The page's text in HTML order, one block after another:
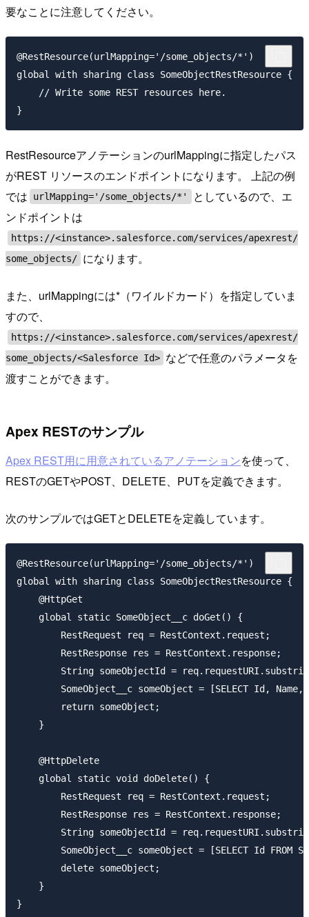
要なことに注意してください。
@RestResource(urlMapping='/some_objects/*')
global with sharing class SomeObjectRestResource {
    // Write some REST resources here.
RestResourceアノテーションのurlMappingに指定したパス
がREST リソースのエンドポイントになります。 上記の例
では
urlMapping='/some_objects/*'
としているので、エ
ンドポイントは
https://<instance>.salesforce.com/services/apexrest/
some_objects/ になります。
また、urlMappingには*（ワイルドカード）を指定していま
すので、
https://<instance>.salesforce.com/services/apexrest/
some_objects/<Salesforce Id> などで任意のパラメータを
渡すことができます。
Apex RESTのサンプル
Apex REST用に用意されているアノテーションを使って、
RESTのGETやPOST、DELETE、PUTを定義できます。
次のサンプルではGETとDELETEを定義しています。
@RestResource(urlMapping='/some_objects/*')
global with sharing class SomeObjectRestResource {
    @HttpGet
    global static SomeObject__c doGet() {
        RestRequest req = RestContext.request;
        RestResponse res = RestContext.response;
String someObjectId =
SomeObject__c someObject = [SELECT Id,
        return someObject;
    }
    @HttpDelete
    global static void doDelete() {
        RestRequest req = RestContext.request;
        RestResponse res = RestContext.response;
String someObjectId =
SomeObject__c someObject = [SELECT Id FROM
        delete someObject;
    }